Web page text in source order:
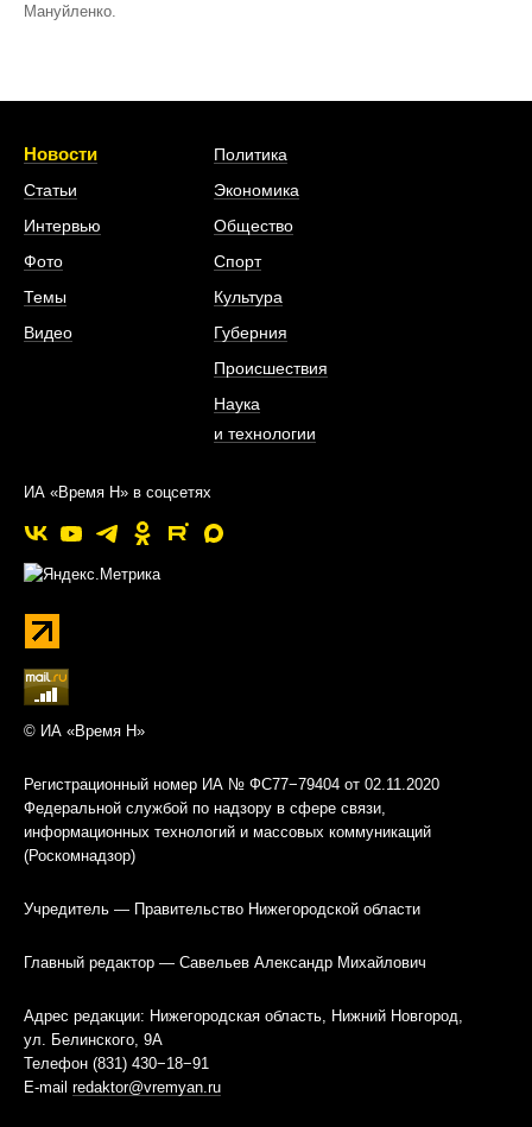
Мануйленко.
Новости
Статьи
Интервью
Фото
Темы
Видео
Политика
Экономика
Общество
Спорт
Культура
Губерния
Происшествия
Наука
и технологии
ИА «Время Н» в соцсетях
© ИА «Время Н»
Регистрационный номер ИА № ФС77−79404 от 02.11.2020
Федеральной службой по надзору в сфере связи,
информационных технологий и массовых коммуникаций
(Роскомнадзор)
Учредитель — Правительство Нижегородской области
Главный редактор — Савельев Александр Михайлович
Адрес редакции: Нижегородская область, Нижний Новгород,
ул. Белинского, 9А
Телефон (831) 430−18−91
E-mail redaktor@vremyan.ru